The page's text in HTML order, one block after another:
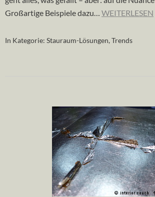
Großartige Beispiele dazu… WEITERLESEN
In Kategorie: Stauraum-Lösungen,Trends